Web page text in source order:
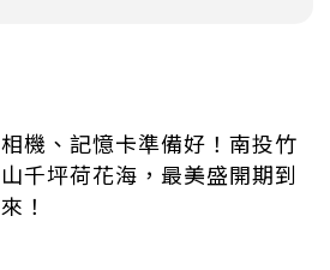
相機、記憶卡準備好！南投竹
山千坪荷花海，最美盛開期到
來！